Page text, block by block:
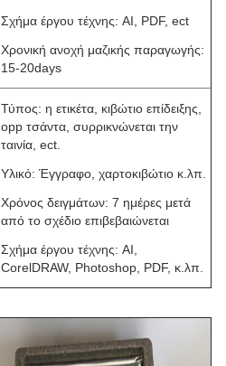
Σχήμα έργου τέχνης: AI, PDF, ect
Χρονική ανοχή μαζικής παραγωγής:
15-20days
Τύπος: η ετικέτα, κιβώτιο επίδειξης,
opp τσάντα, συρρικνώνεται την
ταινία, ect.
Υλικό: Έγγραφο, χαρτοκιβώτιο κ.λπ.
Χρόνος δειγμάτων: 7 ημέρες μετά
από το σχέδιο επιβεβαιώνεται
Σχήμα έργου τέχνης: AI,
CorelDRAW, Photoshop, PDF, κ.λπ.